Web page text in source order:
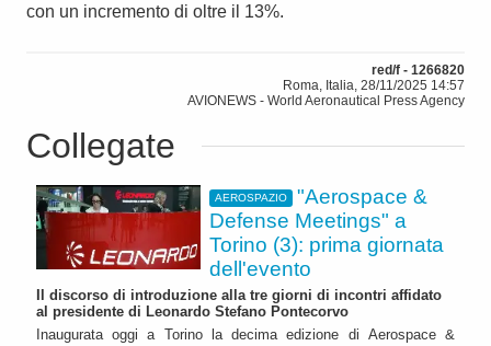
con un incremento di oltre il 13%.
red/f - 1266820
Roma, Italia, 28/11/2025 14:57
AVIONEWS - World Aeronautical Press Agency
Collegate
AEROSPAZIO
"Aerospace &
Defense Meetings" a
Torino (3): prima giornata
dell'evento
Il discorso di introduzione alla tre giorni di incontri affidato
al presidente di Leonardo Stefano Pontecorvo
Inaugurata oggi a Torino la decima edizione di Aerospace &